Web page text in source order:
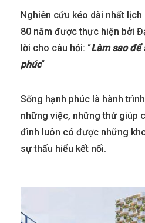
Nghiên cứu kéo dài nhất
80 năm được thực hiện bởi
lời cho câu hỏi: “Làm sao để
phúc“
Sống hạnh phúc là hành
những việc, những thứ giúp
đình luôn có được những
sự thấu hiểu kết nối.